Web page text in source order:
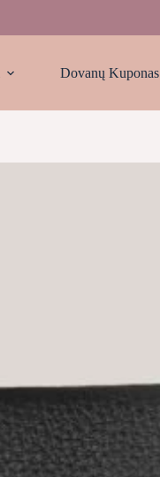
Dovanų Kuponas